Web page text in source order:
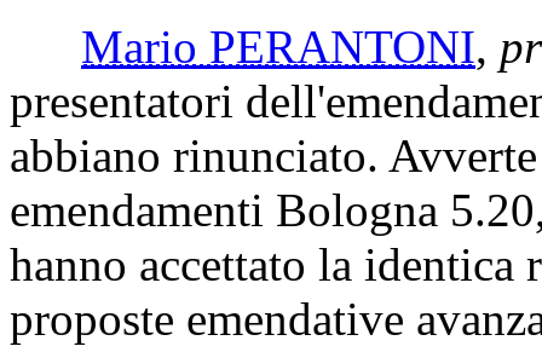
Mario PERANTONI,
presentatori
abbiano rinunciato.
emendamenti Bologna
hanno accettato la
proposte emendative